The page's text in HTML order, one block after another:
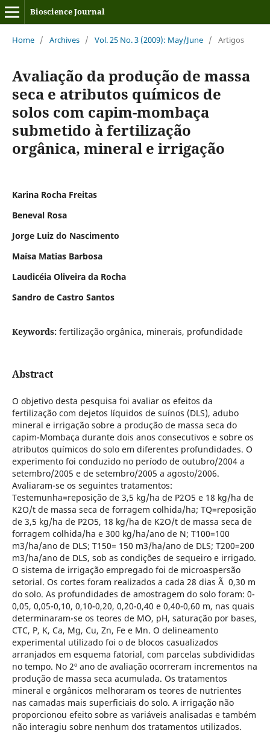
Bioscience Journal
Home / Archives / Vol. 25 No. 3 (2009): May/June / Artigos
Avaliação da produção de massa
seca e atributos químicos de
solos com capim-mombaça
submetido à fertilização
orgânica, mineral e irrigação
Karina Rocha Freitas
Beneval Rosa
Jorge Luiz do Nascimento
Maísa Matias Barbosa
Laudicéia Oliveira da Rocha
Sandro de Castro Santos
Keywords: fertilização orgânica, minerais, profundidade
Abstract
O objetivo desta pesquisa foi avaliar os efeitos da
fertilização com dejetos líquidos de suínos (DLS), adubo
mineral e irrigação sobre a produção de massa seca do
capim-Mombaça durante dois anos consecutivos e sobre os
atributos químicos do solo em diferentes profundidades. O
experimento foi conduzido no período de outubro/2004 a
setembro/2005 e de setembro/2005 a agosto/2006.
Avaliaram-se os seguintes tratamentos:
Testemunha=reposição de 3,5 kg/ha de P2O5 e 18 kg/ha de
K2O/t de massa seca de forragem colhida/ha; TQ=reposição
de 3,5 kg/ha de P2O5, 18 kg/ha de K2O/t de massa seca de
forragem colhida/ha e 300 kg/ha/ano de N; T100=100
m3/ha/ano de DLS; T150= 150 m3/ha/ano de DLS; T200=200
m3/ha/ano de DLS, sob as condições de sequeiro e irrigado.
O sistema de irrigação empregado foi de microaspersão
setorial. Os cortes foram realizados a cada 28 dias Ã 0,30 m
do solo. As profundidades de amostragem do solo foram: 0-
0,05, 0,05-0,10, 0,10-0,20, 0,20-0,40 e 0,40-0,60 m, nas quais
determinaram-se os teores de MO, pH, saturação por bases,
CTC, P, K, Ca, Mg, Cu, Zn, Fe e Mn. O delineamento
experimental utilizado foi o de blocos casualizados
arranjados em esquema fatorial, com parcelas subdivididas
no tempo. No 2º ano de avaliação ocorreram incrementos na
produção de massa seca acumulada. Os tratamentos
mineral e orgânicos melhoraram os teores de nutrientes
nas camadas mais superficiais do solo. A irrigação não
proporcionou efeito sobre as variáveis analisadas e também
não interagiu sobre nenhum dos tratamentos utilizados.